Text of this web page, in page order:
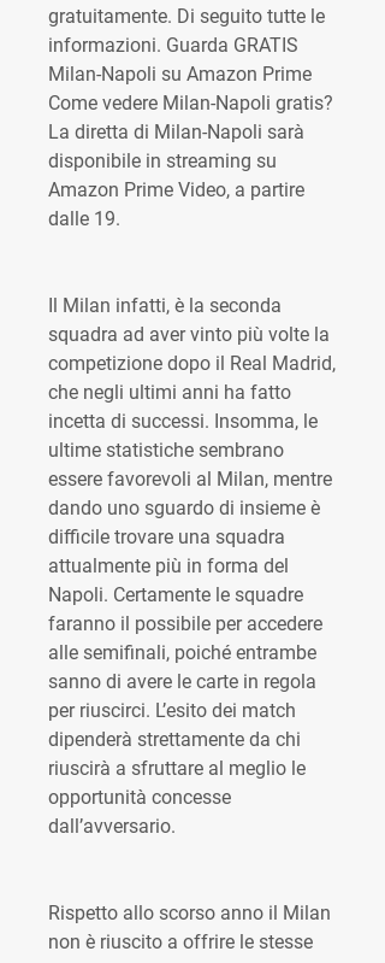
gratuitamente. Di seguito tutte le
informazioni. Guarda GRATIS
Milan-Napoli su Amazon Prime
Come vedere Milan-Napoli gratis?
La diretta di Milan-Napoli sarà
disponibile in streaming su
Amazon Prime Video, a partire
dalle 19.
Il Milan infatti, è la seconda
squadra ad aver vinto più volte la
competizione dopo il Real Madrid,
che negli ultimi anni ha fatto
incetta di successi. Insomma, le
ultime statistiche sembrano
essere favorevoli al Milan, mentre
dando uno sguardo di insieme è
difficile trovare una squadra
attualmente più in forma del
Napoli. Certamente le squadre
faranno il possibile per accedere
alle semifinali, poiché entrambe
sanno di avere le carte in regola
per riuscirci. L’esito dei match
dipenderà strettamente da chi
riuscirà a sfruttare al meglio le
opportunità concesse
dall’avversario.
Rispetto allo scorso anno il Milan
non è riuscito a offrire le stesse